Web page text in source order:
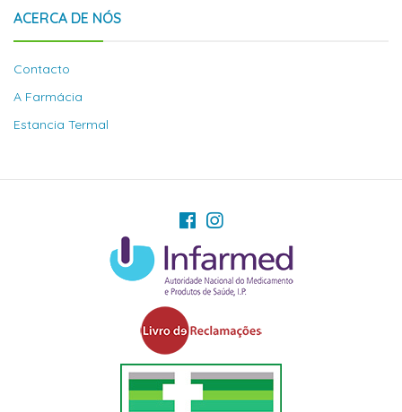
ACERCA DE NÓS
Contacto
A Farmácia
Estancia Termal